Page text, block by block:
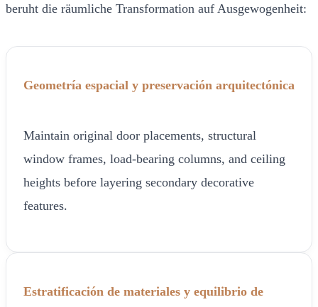
beruht die räumliche Transformation auf Ausgewogenheit:
Geometría espacial y preservación arquitectónica
Maintain original door placements, structural
window frames, load-bearing columns, and ceiling
heights before layering secondary decorative
features.
Estratificación de materiales y equilibrio de